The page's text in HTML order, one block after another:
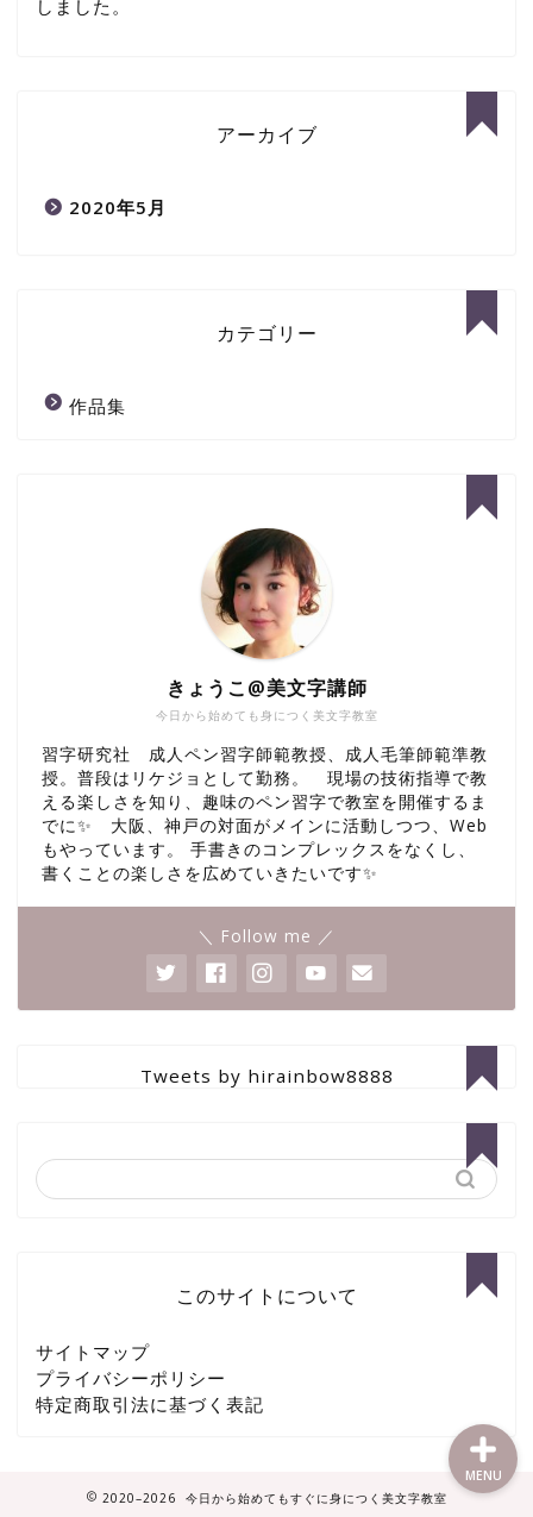
しました。
アーカイブ
2020年5月
カテゴリー
作品集
今日から始めても身につく美文字教室
きょうこ@美文字講師
習字研究社 成人ペン習字師範教授、成人毛筆師範準教
授。普段はリケジョとして勤務。 現場の技術指導で教
える楽しさを知り、趣味のペン習字で教室を開催するま
でに✨ 大阪、神戸の対面がメインに活動しつつ、Web
もやっています。 手書きのコンプレックスをなくし、
書くことの楽しさを広めていきたいです✨
＼ Follow me ／
Tweets by hirainbow8888
このサイトについて
サイトマップ
プライバシーポリシー
特定商取引法に基づく表記
2020–2026 今日から始めてもすぐに身につく美文字教室
MENU
作品集サイト